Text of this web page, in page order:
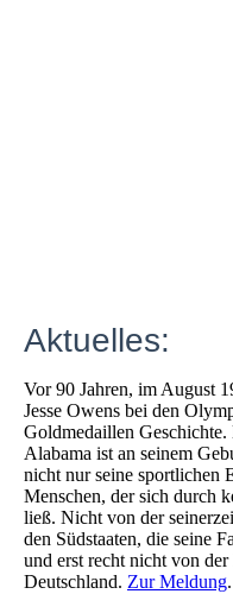
Aktuelles:
Vor 90 Jahren, im August
Jesse Owens bei den
Goldmedaillen
Alabama ist an seinem
nicht nur seine sportlichen
Menschen, der sich durch
ließ. Nicht von der
den Südstaaten, die seine
und erst recht nicht von
Deutschland. Zur Meldung.